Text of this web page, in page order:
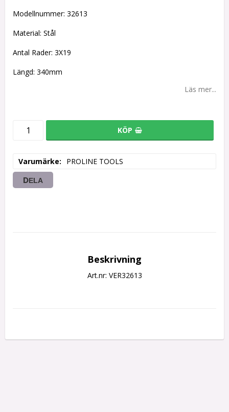
Modellnummer: 32613
Material: Stål
Antal Rader: 3X19
Längd: 340mm
Läs mer...
KÖP
Varumärke PROLINE TOOLS
DELA
Beskrivning
Art.nr: VER32613